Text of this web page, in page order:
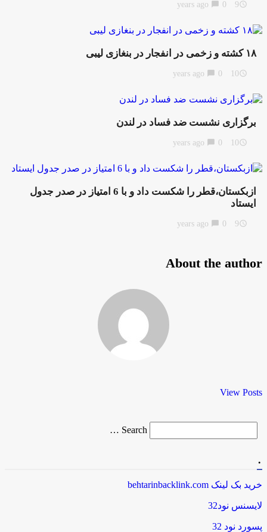
access_time
9 years ago
chat_bubble
۱۸ کشته و زخمی در انفجار در بنغازی لیبی
access_time
10 years ago
chat_bubble
برگزاری نشست ضد فساد در لندن
access_time
10 years ago
chat_bubble
ازبکستان،قطر را شکست داد و با 6 امتیاز در صدر جدول
ایستاد
access_time
9 years ago
chat_bubble
About the author
View Posts
for
Search …
خرید بک لینک behtarinbacklink.com
لایسنس نود32
پسورد نود 32